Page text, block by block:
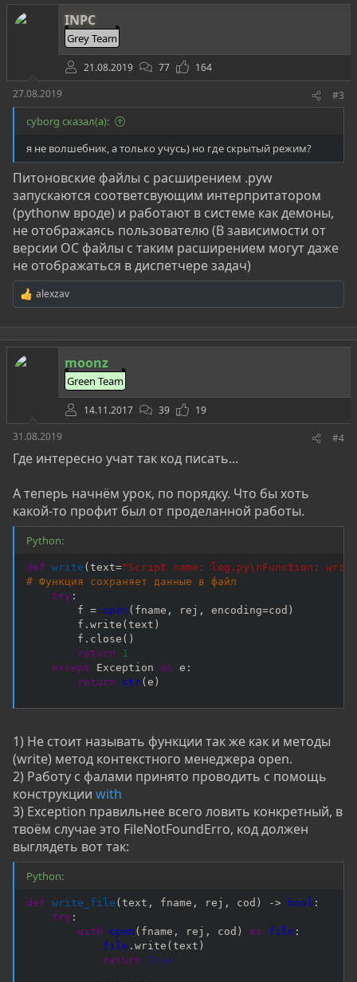
INPC
Grey Team
21.08.2019 77
164
27.08.2019
#3
cyborg сказал(а):
я не волшебник, а только учусь) но где скрытый режим?
Питоновские файлы с расширением .pyw
запускаются соответсвующим интерпритатором
(pythonw вроде) и работают в системе как демоны,
не отображаясь пользователю (В зависимости от
версии ОС файлы с таким расширением могут даже
не отображаться в диспетчере задач)
Р
е
а
к
ц
и
alexzav
moonz
Green Team
14.11.2017 39
19
31.08.2019
#4
Где интересно учат так код писать...
А теперь начнём урок, по порядку. Что бы хоть
какой-то профит был от проделанной работы.
Python:
def write ( text="Script name: log.py\nFunction:
# Функция сохраняет данные в файл
try :
        f
= open ( fname , rej , encoding=cod )
        f
. write ( text )
        f
. close ( )
return
1
except Exception as e :
return
str( e )
1) Не стоит называть функции так же как и методы
(write) метод контекстного менеджера open.
2) Работу с фалами принято проводить с помощь
конструкции with
3) Exception правильнее всего ловить конкретный, в
твоём случае это FileNotFoundErro, код должен
выглядеть вот так:
Python:
def write_file ( text , fname , rej , cod ) -> bool :
try :
with
open ( fname , rej , cod ) as file :
file . write ( text )
return True